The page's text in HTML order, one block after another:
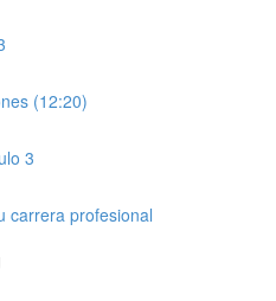
(12:20)
3
carrera profesional